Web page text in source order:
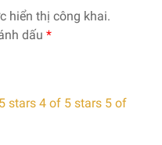
hiển thị công khai.
dấu *
stars 4 of 5 stars 5 of